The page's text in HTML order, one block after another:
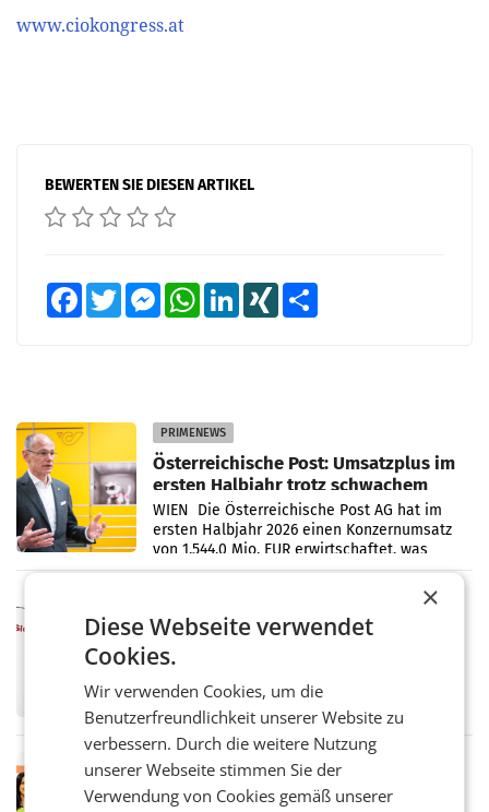
www.ciokongress.at
BEWERTEN SIE DIESEN ARTIKEL
FacebookTwitter MessengerWhatsAppLinkedInXING
PRIMENEWS
Österreichische Post: Umsatzplus im
ersten Halbjahr trotz schwachem
Briefgeschäft
WIEN Die Österreichische Post AG hat im
ersten Halbjahr 2026 einen Konzernumsatz
von 1.544,0 Mio. EUR erwirtschaftet, was
einem Plus von 3,8 Prozent gegenüber dem
ProSiebenSat.1 spart und macht
überraschend viel Gewinn
UNTERFÖHRING/MAILAND/AMSTERDAM. Der
Fernsehkonzern ProSiebenSat.1 hat im
Frühjahr dank Kostensenkungen operativ
wieder Gewinn gemacht und die
Markterwartung deutlich übertroffen.
RETAIL
Eine Bühne für Zirkularität: ARA und
×
Diese Webseite verwendet
Cookies.
Wir verwenden Cookies, um die
Benutzerfreundlichkeit unserer Website zu
verbessern. Durch die weitere Nutzung
unserer Webseite stimmen Sie der
Verwendung von Cookies gemäß unserer